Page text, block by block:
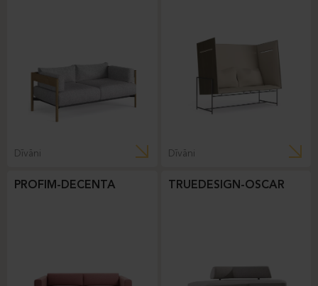
Dīvāni Dīvāni
PROFIM-DECENTA TRUEDESIGN-OSCAR